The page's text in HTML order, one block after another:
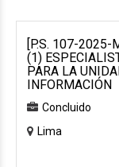
[P.S. 107-2025-
(1)
PARA LA
INFORMACIÓN
Concluido
Lima